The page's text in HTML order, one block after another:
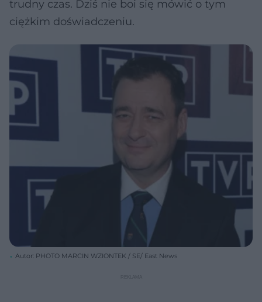
trudny czas. Dziś nie boi się mówić o tym
ciężkim doświadczeniu.
Autor: PHOTO MARCIN WZIONTEK / SE/ East News